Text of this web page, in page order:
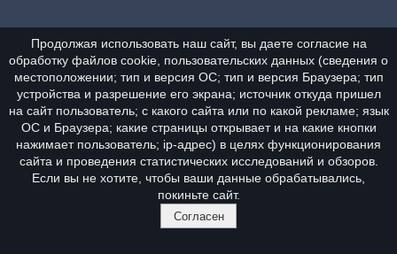
Продолжая использовать наш сайт, вы даете согласие на
обработку файлов cookie, пользовательских данных (сведения о
местоположении; тип и версия ОС; тип и версия Браузера; тип
устройства и разрешение его экрана; источник откуда пришел
на сайт пользователь; с какого сайта или по какой рекламе; язык
ОС и Браузера; какие страницы открывает и на какие кнопки
нажимает пользователь; ip-адрес) в целях функционирования
сайта и проведения статистических исследований и обзоров.
Если вы не хотите, чтобы ваши данные обрабатывались,
покиньте сайт.
Согласен